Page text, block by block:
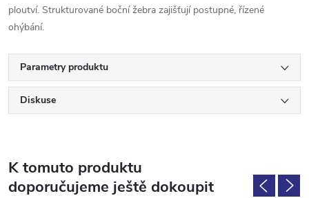
ploutví. Strukturované boční žebra zajišťují postupné, řízené
ohýbání.
Parametry produktu
Diskuse
K tomuto produktu
doporučujeme ještě dokoupit